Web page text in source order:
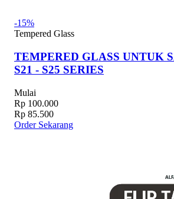
-15%
Tempered Glass
TEMPERED GLASS UNTUK
S21 - S25 SERIES
Mulai
Rp 100.000
Rp 85.500
Order Sekarang